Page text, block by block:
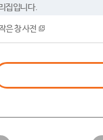
집입니다.
은 창 사전